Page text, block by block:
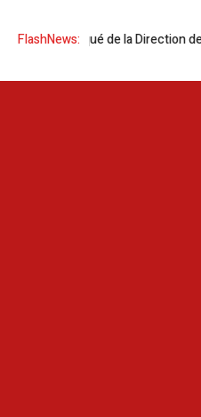
FlashNews:de la Direction des prisons